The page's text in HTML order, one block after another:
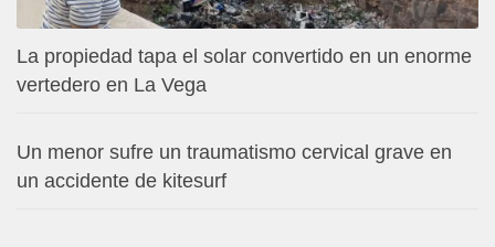
La propiedad tapa el solar convertido en un enorme
vertedero en La Vega
Un menor sufre un traumatismo cervical grave en
un accidente de kitesurf